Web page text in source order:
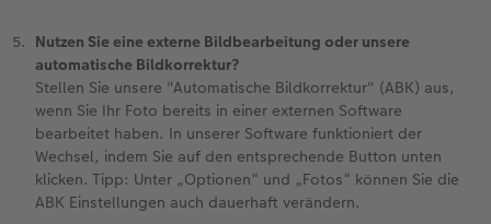
Nutzen Sie eine externe Bildbearbeitung oder unsere
automatische Bildkorrektur?
Stellen Sie unsere "Automatische Bildkorrektur" (ABK) aus,
wenn Sie Ihr Foto bereits in einer externen Software
bearbeitet haben. In unserer Software funktioniert der
Wechsel, indem Sie auf den entsprechende Button unten
klicken. Tipp: Unter „Optionen“ und „Fotos“ können Sie die
ABK Einstellungen auch dauerhaft verändern.